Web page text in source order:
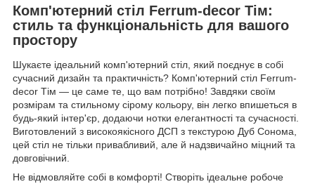
Комп'ютерний стіл Ferrum-decor Тім:
стиль та функціональність для вашого
простору
Шукаєте ідеальний комп'ютерний стіл, який поєднує в собі
сучасний дизайн та практичність? Комп'ютерний стіл Ferrum-
decor Тім — це саме те, що вам потрібно! Завдяки своїм
розмірам та стильному сірому кольору, він легко впишеться в
будь-який інтер'єр, додаючи нотки елегантності та сучасності.
Виготовлений з високоякісного ДСП з текстурою Дуб Сонома,
цей стіл не тільки привабливий, але й надзвичайно міцний та
довговічний.
Не відмовляйте собі в комфорті! Створіть ідеальне робоче